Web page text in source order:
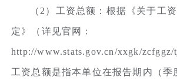
（2）工资总额：根据《关于工
定》（详见官网：
http://www.stats.gov.cn/xxgk/
工资总额是指本单位在报告期内（季